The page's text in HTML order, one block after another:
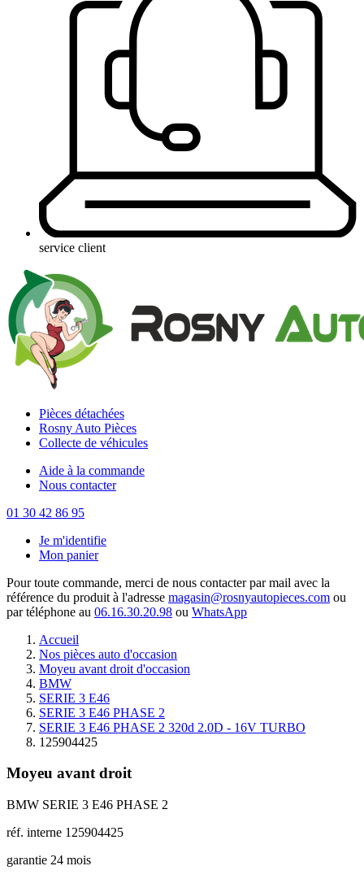
service client
Pièces détachées
Rosny Auto Pièces
Collecte de véhicules
Aide à la commande
Nous contacter
01 30 42 86 95
Je m'identifie
Mon panier
Pour toute commande, merci de nous contacter par mail avec la
référence du produit à l'adresse magasin@rosnyautopieces.com ou
par téléphone au 06.16.30.20.98 ou WhatsApp
Accueil
Nos pièces auto d'occasion
Moyeu avant droit d'occasion
BMW
SERIE 3 E46
SERIE 3 E46 PHASE 2
SERIE 3 E46 PHASE 2 320d 2.0D - 16V TURBO
125904425
Moyeu avant droit
BMW SERIE 3 E46 PHASE 2
réf. interne 125904425
garantie 24 mois